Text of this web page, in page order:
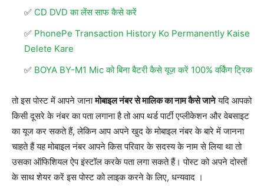
CD DVD का लेंस साफ कैसे करें
PhonePe Transaction History Ko Permanently Kaise
Delete Kare
BOYA BY-M1 Mic को बिना बैटरी कैसे यूज़ करें 100% वर्किंग ट्रिक
तो इस पोस्ट में आपने जानामोबाइल नंबर से मालिक का नाम कैसे जानेयदि आपको
किसी दूसरे के नंबर का पता लगाना है तो आप थर्ड पार्टी एप्लीकेशन और वेबसाइट
का यूज कर सकते हैं, लेकिन आप अपने खुद के मोबाइल नंबर के बारे में जानना
चाहते हैं यह मोबाइल नंबर आपने किस परिवार के सदस्य के नाम से लिया था तो
उसका ऑफिशियल ऐप इंस्टॉल करके पता लगा सकते हैं। पोस्ट को अपने दोस्तों
के साथ शेयर करें इस पोस्ट को लाइक करने के लिए, धन्यवाद ।